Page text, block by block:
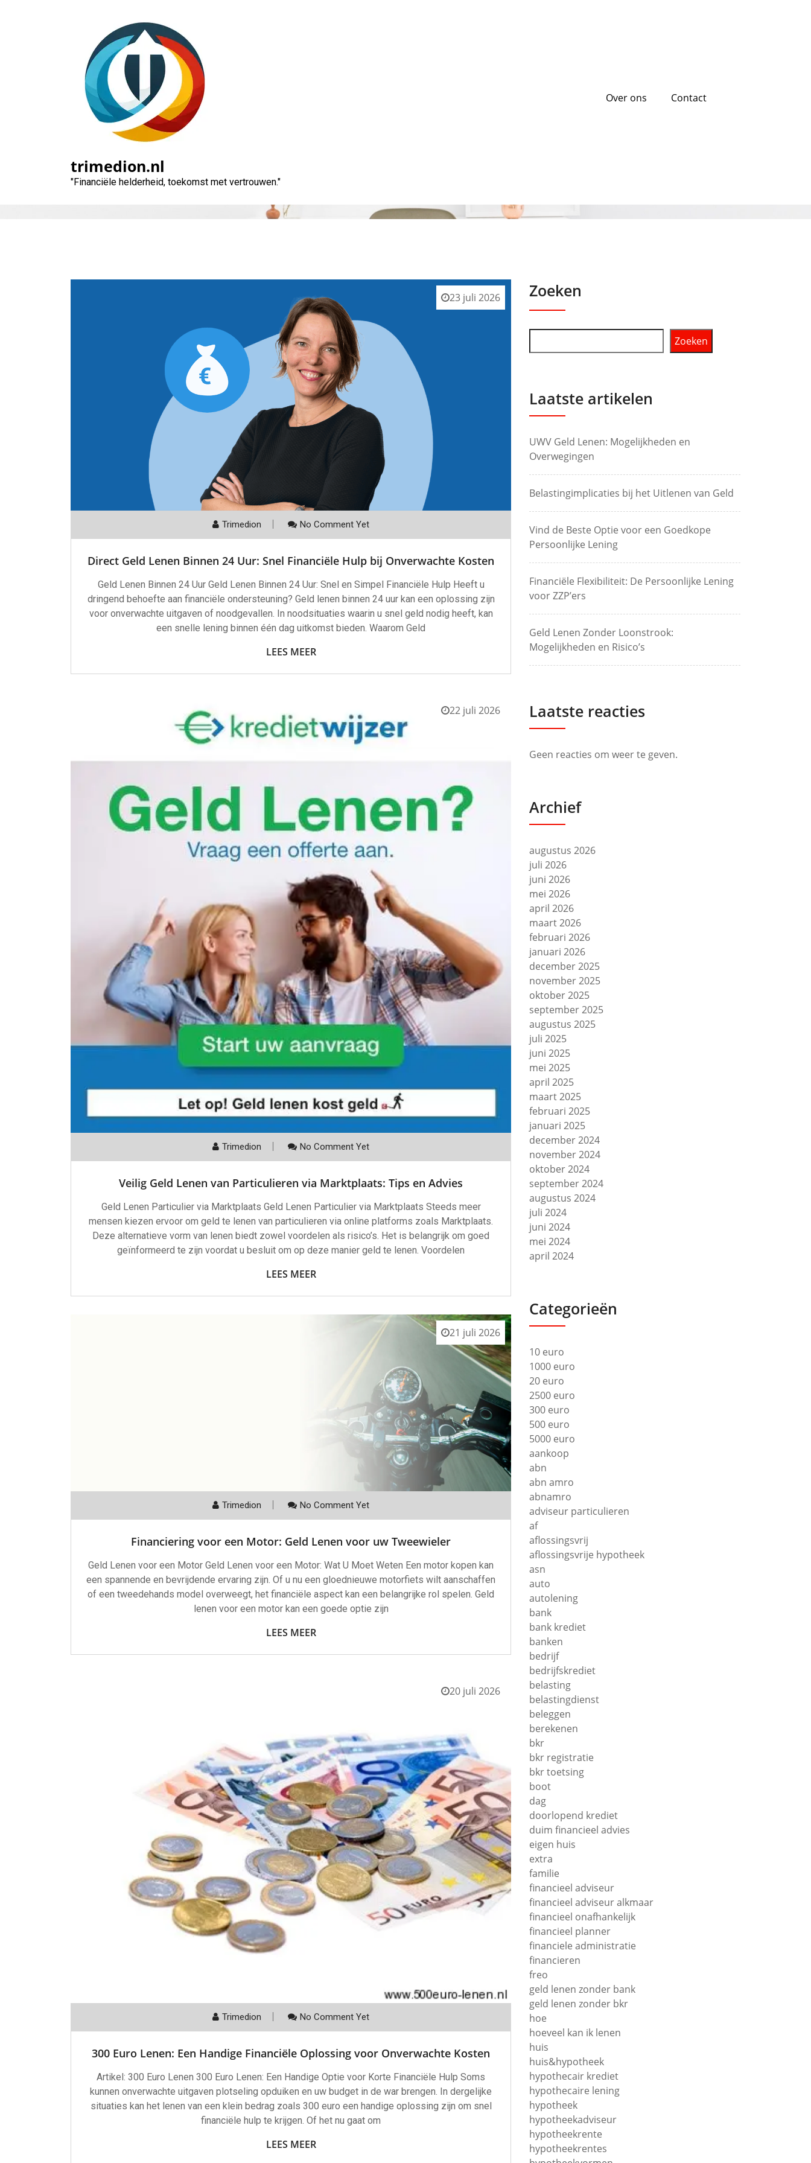
trimedion.nl
"Financiële helderheid, toekomst met vertrouwen."
Over ons Contact
23 juli 2026
Trimedion No Comment Yet
Direct Geld Lenen Binnen 24 Uur: Snel Financiële Hulp bij Onverwachte Kosten
Geld Lenen Binnen 24 Uur Geld Lenen Binnen 24 Uur: Snel en Simpel Financiële Hulp Heeft u
dringend behoefte aan financiële ondersteuning? Geld lenen binnen 24 uur kan een oplossing zijn
voor onverwachte uitgaven of noodgevallen. In noodsituaties waarin u snel geld nodig heeft, kan
een snelle lening binnen één dag uitkomst bieden. Waarom Geld
LEES MEER
22 juli 2026
Trimedion No Comment Yet
Veilig Geld Lenen van Particulieren via Marktplaats: Tips en Advies
Geld Lenen Particulier via Marktplaats Geld Lenen Particulier via Marktplaats Steeds meer
mensen kiezen ervoor om geld te lenen van particulieren via online platforms zoals Marktplaats.
Deze alternatieve vorm van lenen biedt zowel voordelen als risico’s. Het is belangrijk om goed
geïnformeerd te zijn voordat u besluit om op deze manier geld te lenen. Voordelen
LEES MEER
21 juli 2026
Trimedion No Comment Yet
Financiering voor een Motor: Geld Lenen voor uw Tweewieler
Geld Lenen voor een Motor Geld Lenen voor een Motor: Wat U Moet Weten Een motor kopen kan
een spannende en bevrijdende ervaring zijn. Of u nu een gloednieuwe motorfiets wilt aanschaffen
of een tweedehands model overweegt, het financiële aspect kan een belangrijke rol spelen. Geld
lenen voor een motor kan een goede optie zijn
LEES MEER
20 juli 2026
Trimedion No Comment Yet
300 Euro Lenen: Een Handige Financiële Oplossing voor Onverwachte Kosten
Artikel: 300 Euro Lenen 300 Euro Lenen: Een Handige Optie voor Korte Financiële Hulp Soms
kunnen onverwachte uitgaven plotseling opduiken en uw budget in de war brengen. In dergelijke
situaties kan het lenen van een klein bedrag zoals 300 euro een handige oplossing zijn om snel
financiële hulp te krijgen. Of het nu gaat om
LEES MEER
Zoeken
Zoeken
Laatste artikelen
UWV Geld Lenen: Mogelijkheden en
Overwegingen
Belastingimplicaties bij het Uitlenen van Geld
Vind de Beste Optie voor een Goedkope
Persoonlijke Lening
Financiële Flexibiliteit: De Persoonlijke Lening
voor ZZP’ers
Geld Lenen Zonder Loonstrook:
Mogelijkheden en Risico’s
Laatste reacties
Geen reacties om weer te geven.
Archief
augustus 2026
juli 2026
juni 2026
mei 2026
april 2026
maart 2026
februari 2026
januari 2026
december 2025
november 2025
oktober 2025
september 2025
augustus 2025
juli 2025
juni 2025
mei 2025
april 2025
maart 2025
februari 2025
januari 2025
december 2024
november 2024
oktober 2024
september 2024
augustus 2024
juli 2024
juni 2024
mei 2024
april 2024
Categorieën
10 euro
1000 euro
20 euro
2500 euro
300 euro
500 euro
5000 euro
aankoop
abn
abn amro
abnamro
adviseur particulieren
af
aflossingsvrij
aflossingsvrije hypotheek
asn
auto
autolening
bank
bank krediet
banken
bedrijf
bedrijfskrediet
belasting
belastingdienst
beleggen
berekenen
bkr
bkr registratie
bkr toetsing
boot
dag
doorlopend krediet
duim financieel advies
eigen huis
extra
familie
financieel adviseur
financieel adviseur alkmaar
financieel onafhankelijk
financieel planner
financiele administratie
financieren
freo
geld lenen zonder bank
geld lenen zonder bkr
hoe
hoeveel kan ik lenen
huis
huis&hypotheek
hypothecair krediet
hypothecaire lening
hypotheek
hypotheekadviseur
hypotheekrente
hypotheekrentes